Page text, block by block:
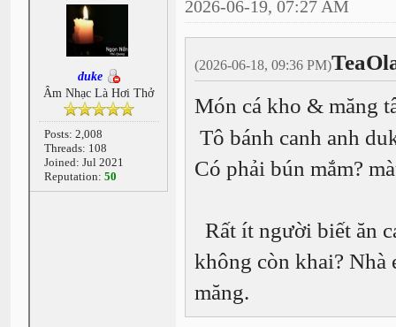
duke
Âm Nhạc Là Hơi Thở
Posts: 2,008
Threads: 108
Joined: Jul 2021
Reputation: 50
2026-06-19, 07:27 AM
(2026-06-18, 09:36 PM)
Món cá kho & măng
Tô bánh canh anh
Có phải bún mắm?
Rất ít người biết ăn
không còn khai? Nhà
măng.